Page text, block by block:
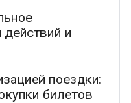
и
поездки:
билетов